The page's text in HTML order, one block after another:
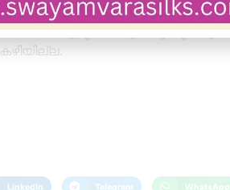
പഠനത്തിനായി എത്തുന്ന
എടുത്ത് ആയിരുന്നു
LinkedIn Telegram WhatsApp